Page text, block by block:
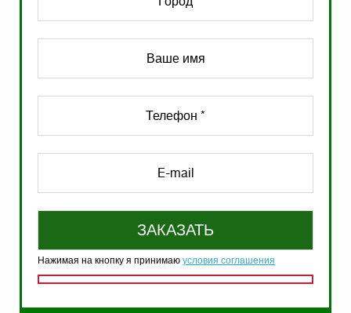
Нажимая на кнопку я принимаю условия соглашения